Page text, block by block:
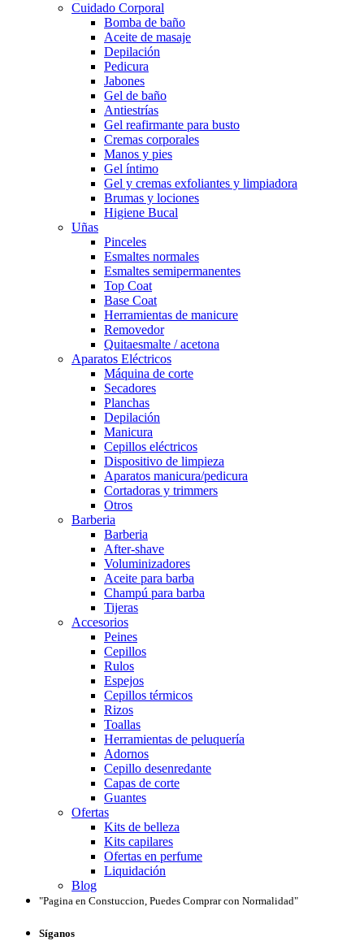
Cuidado Corporal
Bomba de baño
Aceite de masaje
Depilación
Pedicura
Jabones
Gel de baño
Antiestrías
Gel reafirmante para busto
Cremas corporales
Manos y pies
Gel íntimo
Gel y cremas exfoliantes y limpiadora
Brumas y lociones
Higiene Bucal
Uñas
Pinceles
Esmaltes normales
Esmaltes semipermanentes
Top Coat
Base Coat
Herramientas de manicure
Removedor
Quitaesmalte / acetona
Aparatos Eléctricos
Máquina de corte
Secadores
Planchas
Depilación
Manicura
Cepillos eléctricos
Dispositivo de limpieza
Aparatos manicura/pedicura
Cortadoras y trimmers
Otros
Barberia
Barberia
After-shave
Voluminizadores
Aceite para barba
Champú para barba
Tijeras
Accesorios
Peines
Cepillos
Rulos
Espejos
Cepillos térmicos
Rizos
Toallas
Herramientas de peluquería
Adornos
Cepillo desenredante
Capas de corte
Guantes
Ofertas
Kits de belleza
Kits capilares
Ofertas en perfume
Liquidación
Blog
"Pagina en Constuccion, Puedes Comprar con Normalidad"
Síganos